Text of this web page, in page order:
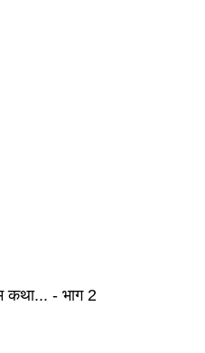
कथा... - भाग 2